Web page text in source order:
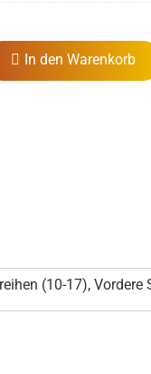
In den Warenkorb
(10-17), Vordere